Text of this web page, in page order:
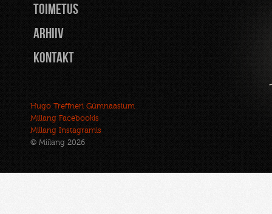
TOIMETUS
Arhiiv
Kontakt
Hugo Treffneri Gümnaasium
Miilang Facebookis
Miilang Instagramis
© Miilang 2026